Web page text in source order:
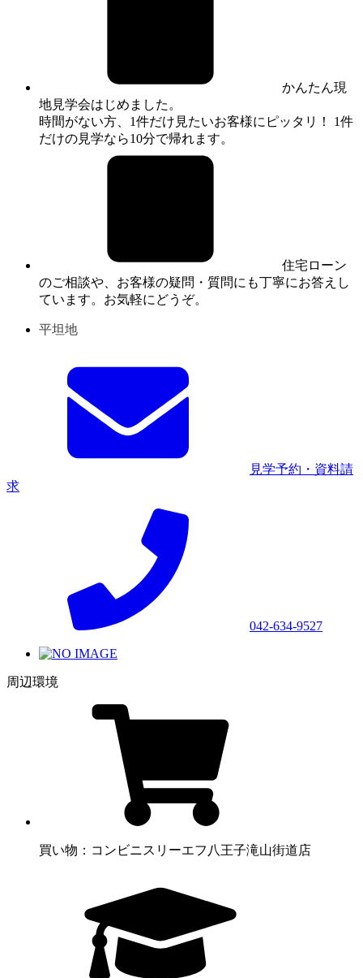
かんたん現
地見学会はじめました。
時間がない方、1件だけ見たいお客様にピッタリ！ 1件
だけの見学なら10分で帰れます。
住宅ローン
のご相談や、お客様の疑問・質問にも丁寧にお答えし
ています。お気軽にどうぞ。
平坦地
見学予約・資料請
求
042-634-9527
周辺環境
買い物：コンビニスリーエフ八王子滝山街道店